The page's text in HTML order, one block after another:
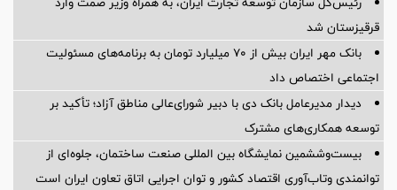
قرقیزستان شد
بانک مهر ایران بیش از ۷۰ میلیارد تومان به برنامه‌های مسئولیت
اجتماعی اختصاص داد
دیدار مدیرعامل بانک دی با دبیر شورای‌عالی مناطق آزاد؛ تأکید بر
توسعه همکاری‌های مشترک
بیست‌وششمین نمایشگاه بین المللی صنعت ساختمان، جلوه‌ای از
توانمندی وتاب‌آوری اقتصاد کشور و توان اجرایی اتاق تعاون ایران است